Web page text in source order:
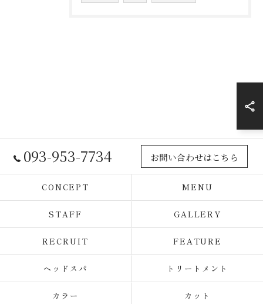
093-953-7734 お問い合わせはこちら
CONCEPT MENU
STAFF GALLERY
RECRUIT FEATURE
ヘッドスパ トリートメント
カラー カット